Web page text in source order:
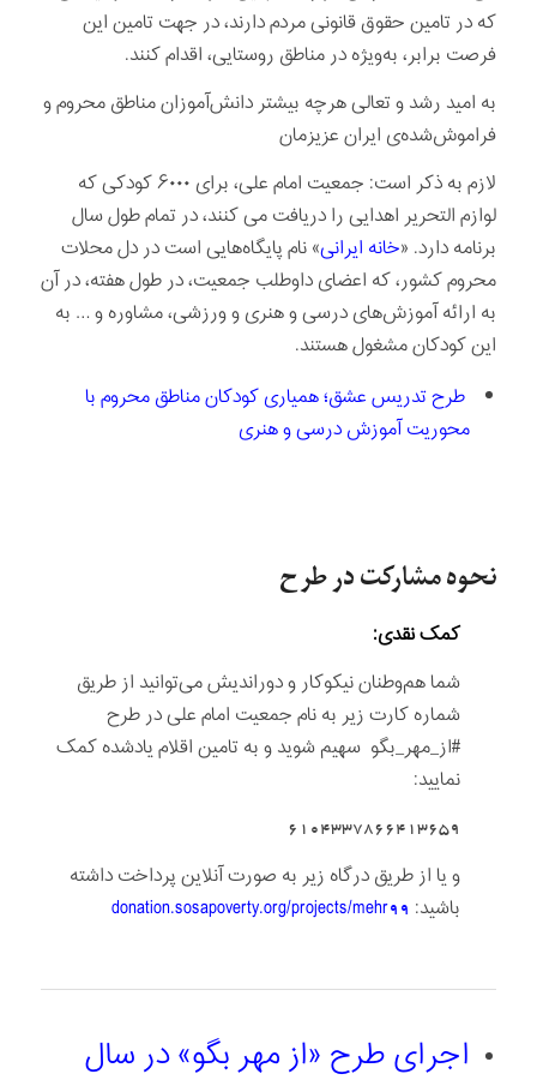
که در تامین حقوق قانونی مردم دارند، در جهت تامین این
فرصت برابر، به‌ویژه در مناطق روستایی، اقدام کنند.
به امید رشد و تعالی هرچه بیشتر دانش‌آموزان مناطق محروم و
فراموش‌شده‌ی ایران عزیزمان
لازم به ذکر است: جمعیت امام علی، برای ۶۰۰۰ کودکی که
لوازم التحریر اهدایی را دریافت می کنند، در تمام طول سال
برنامه دارد. «خانه ایرانی» نام پایگاه‌هایی است در دل محلات
محروم کشور، که اعضای داوطلب جمعیت، در طول هفته، در آن
به ارائه آموزش‌های درسی و هنری و ورزشی، مشاوره و … به
این کودکان مشغول هستند.
طرح تدریس عشق؛ همیاری کودکان مناطق محروم با
محوریت آموزش درسی و هنری
نحوه مشارکت در طرح
کمک نقدی:
شما هم‌وطنان نیکوکار و دوراندیش می‌توانید از طریق
شماره کارت زیر به نام جمعیت امام علی در طرح
#از_مهر_بگو سهیم شوید و به تامین اقلام یادشده کمک
نمایید:
6104337866413659
و یا از طریق درگاه زیر به صورت آنلاین پرداخت داشته
باشید: donation.sosapoverty.org/projects/mehr99
اجرای طرح «از مهر بگو» در سال